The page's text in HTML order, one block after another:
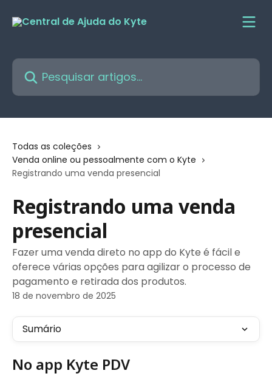
Pesquisar artigos...
Todas as coleções
Venda online ou pessoalmente com o Kyte
Registrando uma venda presencial
Registrando uma venda
presencial
Fazer uma venda direto no app do Kyte é fácil e
oferece várias opções para agilizar o processo de
pagamento e retirada dos produtos.
18 de novembro de 2025
Sumário
No app Kyte PDV